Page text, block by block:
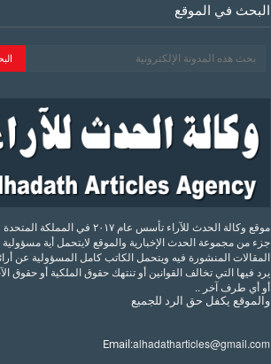
البحث في الموقع
موقع وكالة الحدث للآراء تأسس عام ٢٠١٧ في المملكة
جزء من مجموعة الحدث الإخبارية والموقع لايتحمل أية
المقالات المنشورة فيه ويتحمل الكاتب كامل المسؤولية عن
يرد فيها التي تخالف القوانين أو تنتهك حقوق الملكية أو حقوق
أو أي طرف آخر ..
والموقع يكفل حق الرد للجميع
Email:alhadatharticles@gmail.com